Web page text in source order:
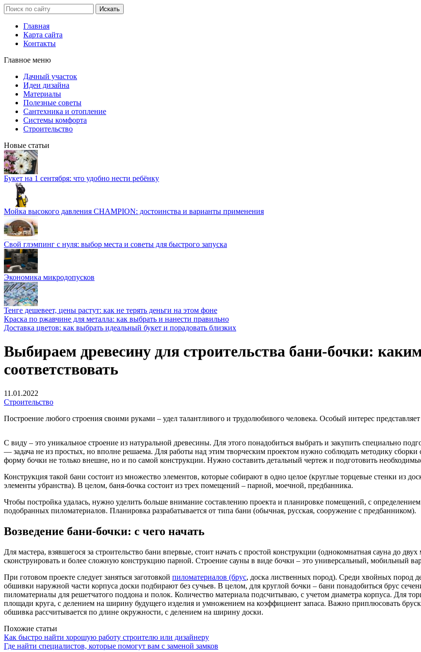
Главная
Карта сайта
Контакты
Главное меню
Дачный участок
Идеи дизайна
Материалы
Полезные советы
Сантехника и отопление
Системы комфорта
Строительство
Новые статьи
Букет на 1 сентября: что удобно нести ребёнку
Мойка высокого давления CHAMPION: достоинства и варианты применения
Свой глэмпинг с нуля: выбор места и советы для быстрого запуска
Экономика микродопусков
Тенге дешевеет, цены растут: как не терять деньги на этом фоне
Краска по ржавчине для металла: как выбрать и нанести правильно
Доставка цветов: как выбрать идеальный букет и порадовать близких
Выбираем древесину для строительства бани-бочки:
соответствовать
11.01.2022
Строительство
Построение любого строения своими руками – удел талантливого и трудолюбивого человека. Особый интерес
С виду – это уникальное строение из натуральной древесины. Для этого понадобиться выбрать и закупить специально
— задача не из простых, но вполне решаема. Для работы над этим творческим проектом нужно соблюдать методику
форму бочки не только внешне, но и по самой конструкции. Нужно составить детальный чертеж и подготовить
Конструкция такой бани состоит из множество элементов, которые собирают в одно целое (круглые торцевые стенки из
элементы убранства). В целом, баня-бочка состоит из трех помещений – парной, моечной, предбанника.
Чтобы постройка удалась, нужно уделить больше внимание составлению проекта и планировке помещений, с
подобранных пиломатериалов. Планировка разрабатывается от типа бани (обычная, русская, сооружение с предбанником).
Возведение бани-бочки: с чего начать
Для мастера, взявшегося за строительство бани впервые, стоит начать с простой конструкции (однокомнатная сауна до
сконструировать и более сложную конструкцию парной. Строение сауны в виде бочки – это универсальный, мобильный
При готовом проекте следует заняться заготовкой пиломатериалов (брус, доска лиственных пород). Среди хвойных пород
обшивки наружной части корпуса доски подбирают без сучьев. В целом, для круглой бочки – бани понадобиться брус
пиломатериалы для решетчатого поддона и полок. Количество материала подсчитываю, с учетом диаметра корпуса. Для
площади круга, с делением на ширину будущего изделия и умножением на коэффициент запаса. Важно приплюсовать
обшивка рассчитывается по длине окружности, с делением на ширину доски.
Похожие статьи
Как быстро найти хорошую работу строителю или дизайнеру
Где найти специалистов, которые помогут вам с заменой замков